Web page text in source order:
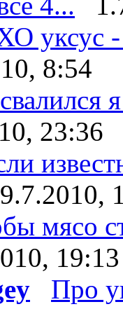
уксус -
8:54
23:36
9.7.2010,
мясо
19:13
Про